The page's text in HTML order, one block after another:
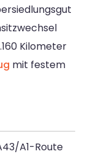
Kilometer
mit festem
A1-Route